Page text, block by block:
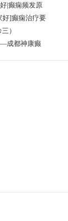
|癫痫频发原
好]癫痫治疗要
）
成都神康癫